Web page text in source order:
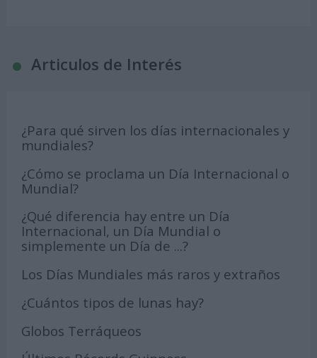
Articulos de Interés
¿Para qué sirven los días internacionales y
mundiales?
¿Cómo se proclama un Día Internacional o
Mundial?
¿Qué diferencia hay entre un Día
Internacional, un Día Mundial o
simplemente un Día de ...?
Los Días Mundiales más raros y extraños
¿Cuántos tipos de lunas hay?
Globos Terráqueos